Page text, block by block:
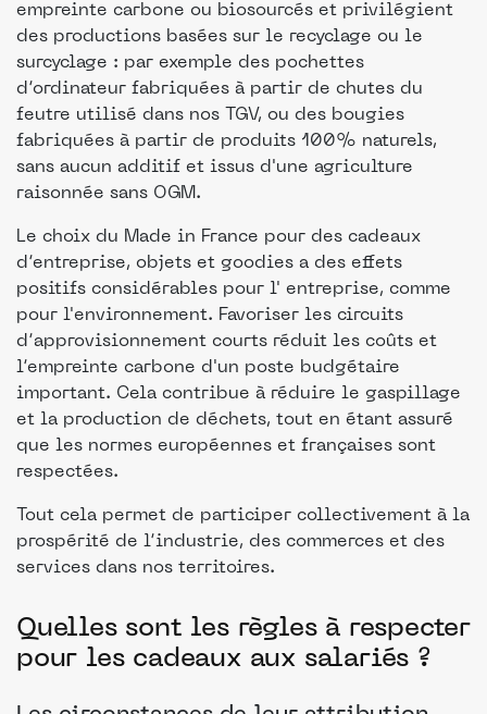
empreinte carbone ou biosourcés et privilégient
des productions basées sur le recyclage ou le
surcyclage : par exemple des pochettes
d’ordinateur fabriquées à partir de chutes du
feutre utilisé dans nos TGV, ou des bougies
fabriquées à partir de produits 100% naturels,
sans aucun additif et issus d'une agriculture
raisonnée sans OGM.
Le choix du Made in France pour des cadeaux
d’entreprise, objets et goodies a des effets
positifs considérables pour l' entreprise, comme
pour l'environnement. Favoriser les circuits
d’approvisionnement courts réduit les coûts et
l’empreinte carbone d'un poste budgétaire
important. Cela contribue à réduire le gaspillage
et la production de déchets, tout en étant assuré
que les normes européennes et françaises sont
respectées.
Tout cela permet de participer collectivement à la
prospérité de l’industrie, des commerces et des
services dans nos territoires.
Quelles sont les règles à respecter
pour les cadeaux aux salariés ?